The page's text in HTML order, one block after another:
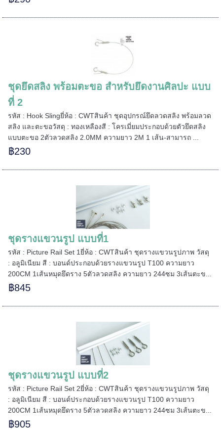
ชุดยึดสลิง พร้อมตะขอ สำหรับยึดงานศิลปะ แบบ
ที่ 2
รหัส : Hook Slingยี่ห้อ : CWTสินค้า ชุดอุปกรณ์ยึดลวดสลิง พร้อมลวด
สลิง และตะขอวัสดุ : ทองเหลืองสี : โครเมี่ยมประกอบด้วยตัวยึดสลิง
แบบตะขอ 2ตัวลวดสลิง 2.0MM ความยาว 2M 1 เส้น-สามารถ ...
฿230
ชุดรางแขวนรูป แบบที่1
รหัส : Picture Rail Set 1ยี่ห้อ : CWTสินค้า ชุดรางแขวนรูปภาพ วัสดุ
: อลูมิเนียม สี : บอนด์ประกอบด้วยรางแขวนรูป T100 ความยาว
200CM 1เส้นหมุดยึดราง 5ตัวลวดสลิง ความยาว 244ซม 3เส้นตะข...
฿845
ชุดรางแขวนรูป แบบที่2
รหัส : Picture Rail Set 2ยี่ห้อ : CWTสินค้า ชุดรางแขวนรูปภาพ วัสดุ
: อลูมิเนียม สี : บอนด์ประกอบด้วยรางแขวนรูป T100 ความยาว
200CM 1เส้นหมุดยึดราง 5ตัวลวดสลิง ความยาว 244ซม 3เส้นตะข...
฿905